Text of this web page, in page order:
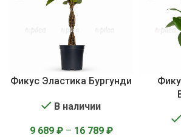
Фикус Эластика Бургунди
В наличии
9 689 ₽ – 16 789 ₽